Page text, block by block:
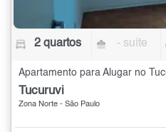
2 quartos - suíte
Apartamento para Alugar no
Tucuruvi
Zona Norte - São Paulo